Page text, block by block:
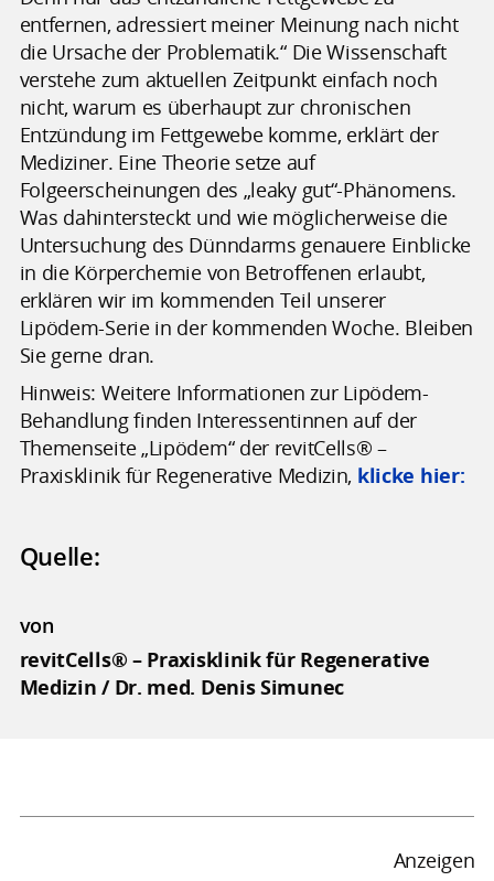
entfernen, adressiert meiner Meinung nach nicht
die Ursache der Problematik.“ Die Wissenschaft
verstehe zum aktuellen Zeitpunkt einfach noch
nicht, warum es überhaupt zur chronischen
Entzündung im Fettgewebe komme, erklärt der
Mediziner. Eine Theorie setze auf
Folgeerscheinungen des „leaky gut“-Phänomens.
Was dahintersteckt und wie möglicherweise die
Untersuchung des Dünndarms genauere Einblicke
in die Körperchemie von Betroffenen erlaubt,
erklären wir im kommenden Teil unserer
Lipödem-Serie in der kommenden Woche. Bleiben
Sie gerne dran.
Hinweis: Weitere Informationen zur Lipödem-
Behandlung finden Interessentinnen auf der
Themenseite „Lipödem“ der revitCells® –
Praxisklinik für Regenerative Medizin, klicke hier:
Quelle:
von
revitCells® – Praxisklinik für Regenerative
Medizin / Dr. med. Denis Simunec
Anzeigen